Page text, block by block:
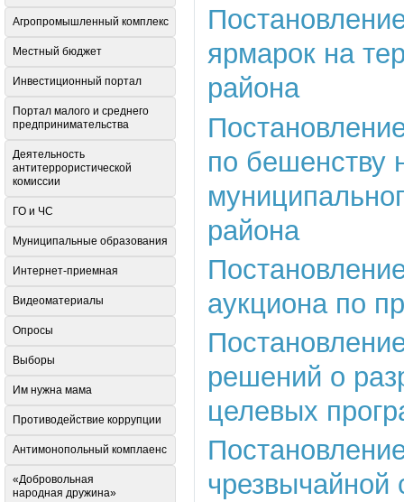
ярмарок на
района
по бешенству
района
аукциона по
решений о
целевых
чрезвычайной
Агропромышленный комплекс
Местный бюджет
Инвестиционный портал
Портал малого и среднего
предпринимательства
Деятельность
антитеррористической
комиссии
ГО и ЧС
Муниципальные образования
Интернет-приемная
Видеоматериалы
Опросы
Выборы
Им нужна мама
Противодействие коррупции
Антимонопольный комплаенс
«Добровольная
народная дружина»